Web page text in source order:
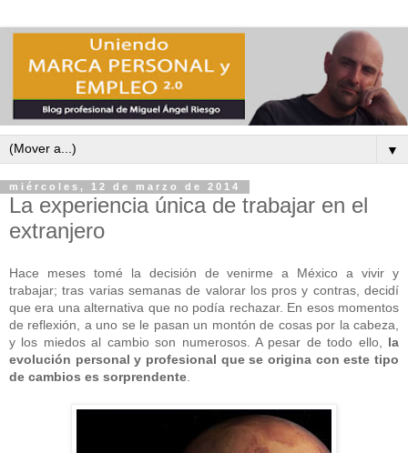
▼
miércoles, 12 de marzo de 2014
La experiencia única de trabajar en el
extranjero
Hace meses tomé la decisión de venirme a México a vivir y
trabajar; tras varias semanas de valorar los pros y contras, decidí
que era una alternativa que no podía rechazar. En esos momentos
de reflexión, a uno se le pasan un montón de cosas por la cabeza,
y los miedos al cambio son numerosos. A pesar de todo ello, la
evolución personal y profesional que se origina con este tipo
de cambios es sorprendente.